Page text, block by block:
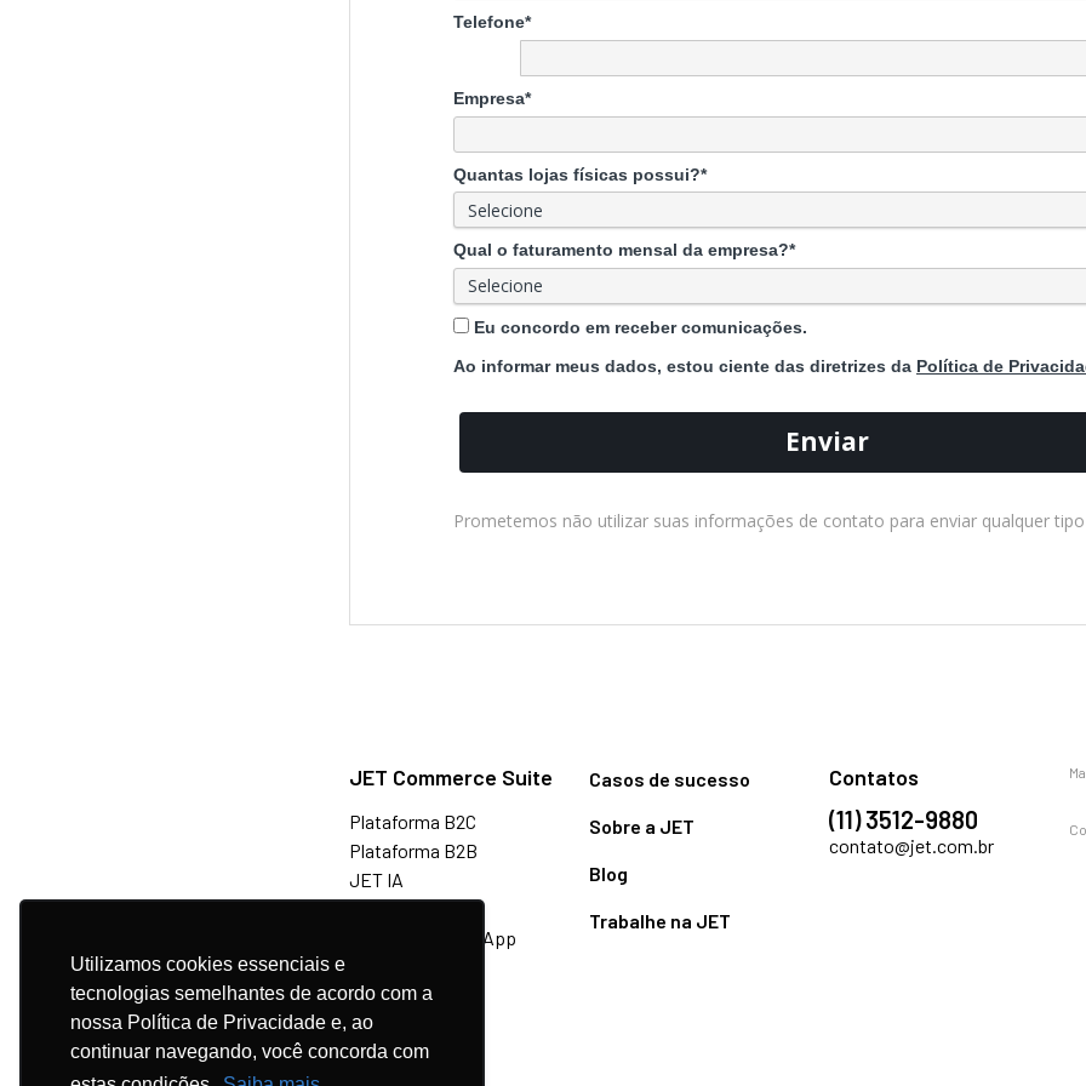
Utilizamos cookies essenciais e
tecnologias semelhantes de acordo com a
nossa Política de Privacidade e, ao
continuar navegando, você concorda com
Telefone*
Empresa*
Quantas lojas físicas possui?*
Qual o faturamento mensal da empresa?*
Eu concordo em receber comunicações.
Ao informar meus dados, estou ciente das diretrizes da Política de
Enviar
Prometemos não utilizar suas informações de contato para enviar qualquer tipo
JET Commerce Suite
Plataforma B2C
Plataforma B2B
JET IA
Venda via WhatsApp
Ecossistema
Casos de sucesso
Sobre a JET
Blog
Trabalhe na JET
Contatos
(11) 3512-9880
contato@jet.com.br